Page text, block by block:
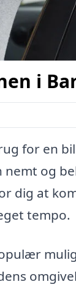
i
for en
og
dig at
tempo.